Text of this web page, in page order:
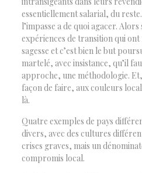
essentiellement salarial, du
l’impasse a de quoi agacer.
expériences de transition qui ont
sagesse et c’est bien le but
martelé, avec insistance, qu’il
approche, une méthodologie.
façon de faire, aux couleurs
là.
Quatre exemples de pays
divers, avec des cultures
crises graves, mais un
compromis local.